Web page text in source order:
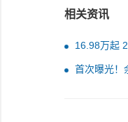
相关资讯
16.98万起
首次曝光！